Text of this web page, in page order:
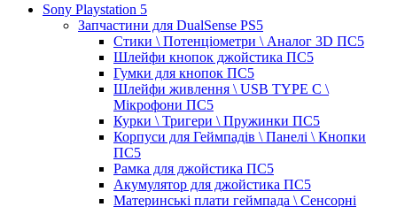
Sony Playstation 5
Запчастини для DualSense PS5
Стики \ Потенціометри \ Аналог 3D ПС5
Шлейфи кнопок джойстика ПС5
Гумки для кнопок ПС5
Шлейфи живлення \ USB TYPE C \
Мікрофони ПС5
Курки \ Тригери \ Пружинки ПС5
Корпуси для Геймпадів \ Панелі \ Кнопки
ПС5
Рамка для джойстика ПС5
Акумулятор для джойстика ПС5
Материнські плати геймпада \ Сенсорні